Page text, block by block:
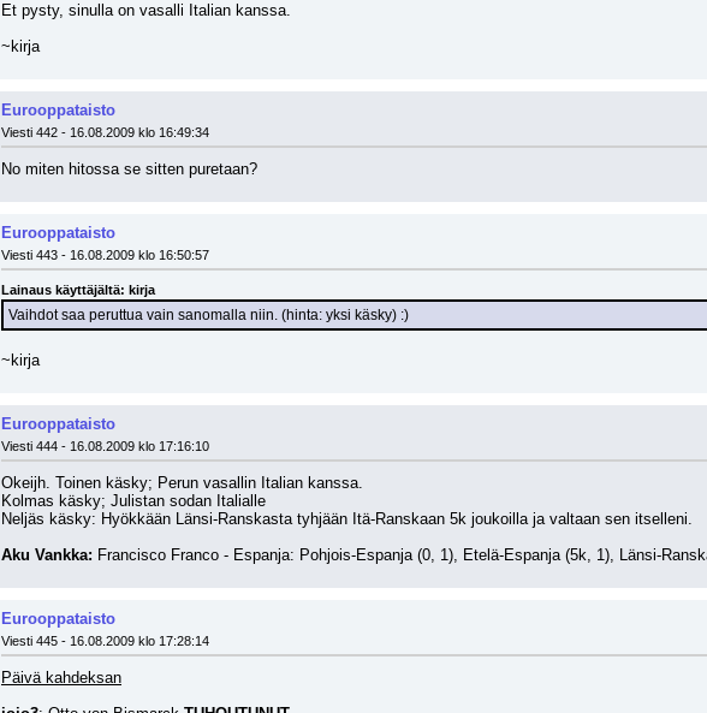
Et pysty, sinulla on vasalli Italian kanssa.
~kirja
Eurooppataisto
Viesti 442 - 16.08.2009 klo 16:49:34
No miten hitossa se sitten puretaan?
Eurooppataisto
Viesti 443 - 16.08.2009 klo 16:50:57
Lainaus käyttäjältä: kirja
Vaihdot saa peruttua vain sanomalla niin. (hinta: yksi käsky) :)
~kirja
Eurooppataisto
Viesti 444 - 16.08.2009 klo 17:16:10
Okeijh. Toinen käsky; Perun vasallin Italian kanssa.
Kolmas käsky; Julistan sodan Italialle
Neljäs käsky: Hyökkään Länsi-Ranskasta tyhjään Itä-Ranskaan 5k joukoilla ja valtaan sen itselleni.
Aku Vankka: Francisco Franco - Espanja: Pohjois-Espanja (0, 1), Etelä-Espanja (5k, 1), Länsi-
Eurooppataisto
Viesti 445 - 16.08.2009 klo 17:28:14
Päivä kahdeksan